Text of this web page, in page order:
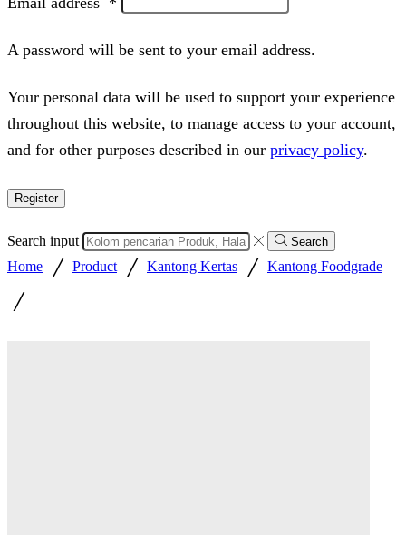
A password will be sent to your email address.
Your personal data will be used to support your experience
throughout this website, to manage access to your account,
and for other purposes described in our privacy policy.
Register
Search input Search
Home / Product / Kantong Kertas / Kantong Foodgrade
/